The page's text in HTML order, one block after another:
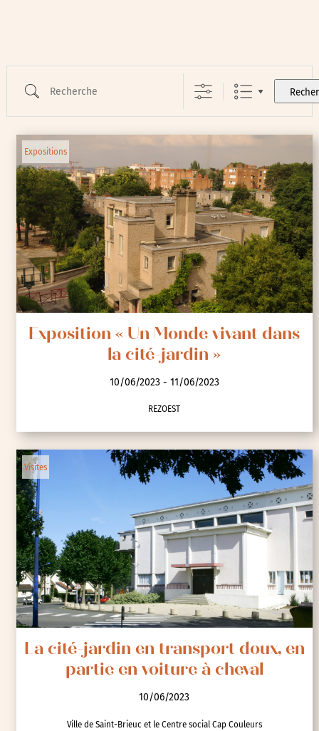
Expositions
Exposition « Un Monde vivant dans
la cité-jardin »
10/06/2023 - 11/06/2023
REZOEST
Visites
La cité-jardin en transport doux, en
partie en voiture à cheval
10/06/2023
Ville de Saint-Brieuc et le Centre social Cap Couleurs